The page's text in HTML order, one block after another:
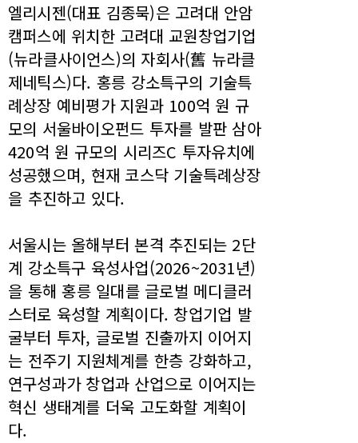
엘리시젠(대표 김종묵)은 고려대 안암
캠퍼스에 위치한 고려대 교원창업기업
(뉴라클사이언스)의 자회사(舊 뉴라클
제네틱스)다. 홍릉 강소특구의 기술특
례상장 예비평가 지원과 100억 원 규
모의 서울바이오펀드 투자를 발판 삼아
420억 원 규모의 시리즈C 투자유치에
성공했으며, 현재 코스닥 기술특례상장
을 추진하고 있다.
서울시는 올해부터 본격 추진되는 2단
계 강소특구 육성사업(2026~2031년)
을 통해 홍릉 일대를 글로벌 메디클러
스터로 육성할 계획이다. 창업기업 발
굴부터 투자, 글로벌 진출까지 이어지
는 전주기 지원체계를 한층 강화하고,
연구성과가 창업과 산업으로 이어지는
혁신 생태계를 더욱 고도화할 계획이
다.